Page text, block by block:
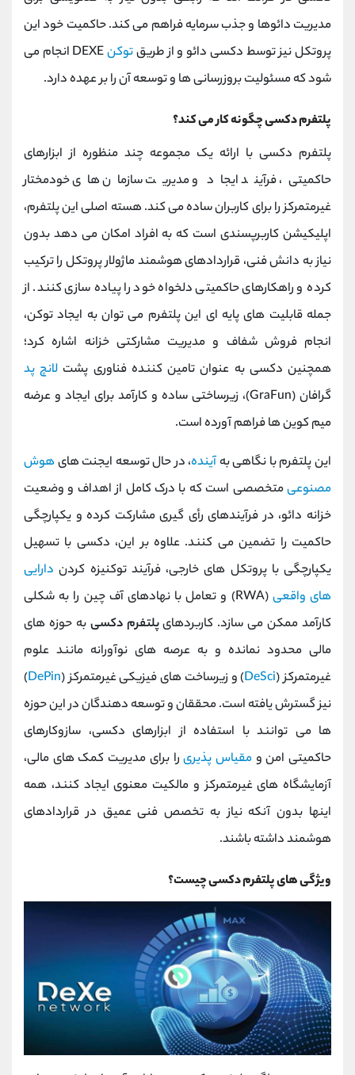
مدیریت دائوها و جذب سرمایه فراهم می‌ کند. حاکمیت خود این
پروتکل نیز توسط دکسی دائو و از طریقتوکن
DEXE انجام می
‌شود که مسئولیت بروزرسانی‌ ها و توسعه آن را بر عهده دارد.
پلتفرم دکسی چگونه کار می کند؟
پلتفرم دکسی با ارائه یک مجموعه چند منظوره از ابزارهای
حاکمیتی، فرآیند ایجاد و مدیریت سازمان ‌های خودمختار
غیرمتمرکز را برای کاربران ساده می ‌کند. هسته اصلی این پلتفرم،
اپلیکیشن کاربرپسندی است که به افراد امکان می‌ دهد بدون
نیاز به دانش فنی، قراردادهای هوشمند ماژولار پروتکل را ترکیب
کرده و راهکارهای حاکمیتی دلخواه خود را پیاده‌ سازی کنند. از
جمله قابلیت ‌های پایه ‌ای این پلتفرم می ‌توان به ایجاد توکن،
انجام فروش شفاف و مدیریت مشارکتی خزانه اشاره کرد؛
همچنین دکسی به عنوان تامین ‌کننده فناوری پشت لانچ ‌پد
گرافان (GraFun)، زیرساختی ساده و کارآمد برای ایجاد و عرضه
میم‌ کوین ‌ها فراهم آورده است.
این پلتفرم با نگاهی بهآینده، در حال توسعه ایجنت ‌هایهوش
مصنوعیمتخصصی است که با درک کامل از اهداف و وضعیت
خزانه دائو، در فرآیندهای رأی ‌گیری مشارکت کرده و یکپارچگی
حاکمیت را تضمین می‌ کنند. علاوه بر این، دکسی با تسهیل
یکپارچگی با پروتکل ‌های خارجی، فرآیند توکنیزه کردن دارایی‌
های واقعی
(RWA) و تعامل با نهادهای آف چین را به شکلی
کارآمد ممکن می ‌سازد. کاربردهایپلتفرم دکسی به حوزه ‌های
مالی محدود نمانده و به عرصه ‌های نوآورانه مانند علوم
غیرمتمرکز (DeSci) و زیرساخت‌ های فیزیکی غیرمتمرکز (DePin
)
نیز گسترش یافته است. محققان و توسعه ‌دهندگان در این حوزه‌
ها می ‌توانند با استفاده از ابزارهای دکسی، سازوکارهای
حاکمیتی امن ومقیاس ‌پذیریرا برای مدیریت کمک‌ های مالی،
آزمایشگاه‌ های غیرمتمرکز و مالکیت معنوی ایجاد کنند، همه
اینها بدون آنکه نیاز به تخصص فنی عمیق در قراردادهای
هوشمند داشته باشند.
ویژگی های پلتفرم دکسی چیست؟